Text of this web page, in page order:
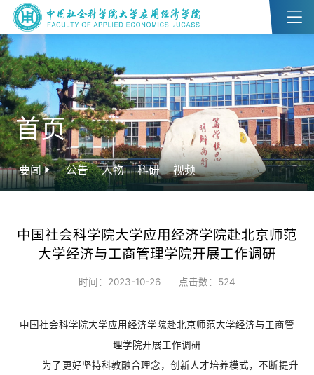
首页
要闻 公告 人物 科研 视频
中国社会科学院大学应用经济学院赴北京师范
大学经济与工商管理学院开展工作调研
时间：2023-10-26 点击数： 524
中国社会科学院大学应用经济学院赴北京师范大学经济与工商管
理学院开展工作调研
为了更好坚持科教融合理念，创新人才培养模式，不断提升